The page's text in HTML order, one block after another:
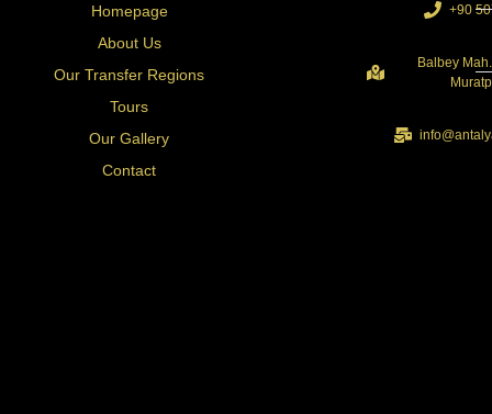
Homepage
About Us
Our Transfer Regions
Tours
Our Gallery
Contact
+90
Balbey